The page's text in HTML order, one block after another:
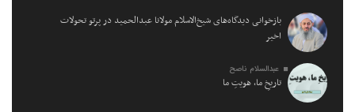
بازخوانی دیدگاه‌های شیخ‌الاسلام مولانا عبدالحمید در پرتو تحولات
اخیر
عبدالسلام ناصح
تاریخِ ما، هویتِ ما